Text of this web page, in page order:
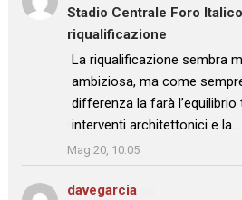
Stadio Centrale Foro
riqualificazione
: “La riqualificazione sembra
ambiziosa, ma come
differenza la farà l’equilibrio
interventi architettonici e la…
”
Mag 20, 10:05
davegarcia